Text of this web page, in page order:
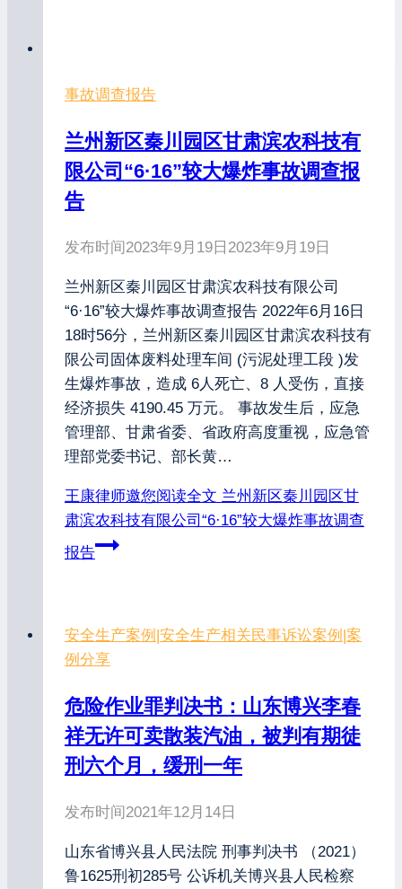
事故调查报告
兰州新区秦川园区甘肃滨农科技有
限公司“6·16”较大爆炸事故调查报
告
发布时间2023年9月19日 2023年9月19日
兰州新区秦川园区甘肃滨农科技有限公司
“6·16”较大爆炸事故调查报告 2022年6月16日
18时56分，兰州新区秦川园区甘肃滨农科技有
限公司固体废料处理车间 (污泥处理工段 )发
生爆炸事故，造成 6人死亡、8 人受伤，直接
经济损失 4190.45 万元。 事故发生后，应急
管理部、甘肃省委、省政府高度重视，应急管
理部党委书记、部长黄…
王康律师邀您阅读全文 兰州新区秦川园区甘
肃滨农科技有限公司“6·16”较大爆炸事故调查
报告
安全生产案例 |安全生产相关民事诉讼案例 |案
例分享
危险作业罪判决书：山东博兴李春
祥无许可卖散装汽油，被判有期徒
刑六个月，缓刑一年
发布时间2021年12月14日
山东省博兴县人民法院 刑事判决书 （2021）
鲁1625刑初285号 公诉机关博兴县人民检察